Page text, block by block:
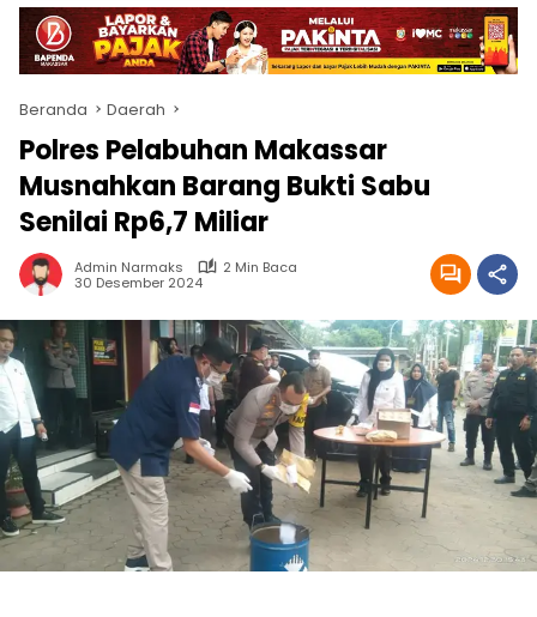
Beranda Daerah
Polres Pelabuhan Makassar
Musnahkan Barang Bukti Sabu
Senilai Rp6,7 Miliar
Admin Narmaks
2 Min Baca
30 Desember 2024